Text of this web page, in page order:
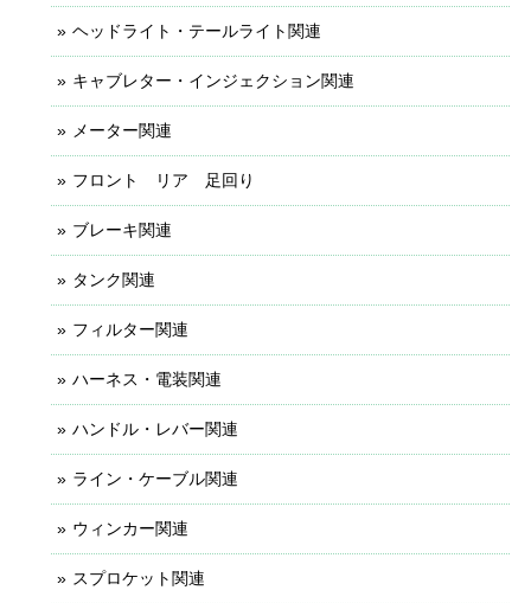
ヘッドライト・テールライト関連
キャブレター・インジェクション関連
メーター関連
フロント リア 足回り
ブレーキ関連
タンク関連
フィルター関連
ハーネス・電装関連
ハンドル・レバー関連
ライン・ケーブル関連
ウィンカー関連
スプロケット関連